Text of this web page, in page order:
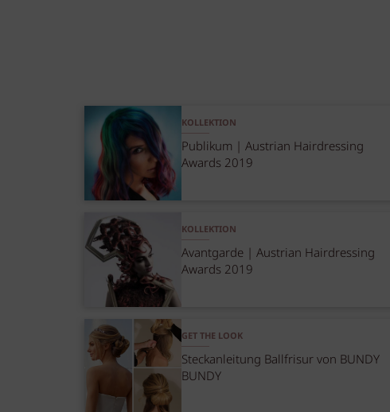
KOLLEKTION
Publikum | Austrian Hairdressing
Awards 2019
KOLLEKTION
Avantgarde | Austrian Hairdressing
Awards 2019
GET THE LOOK
Steckanleitung Ballfrisur von BUNDY
BUNDY